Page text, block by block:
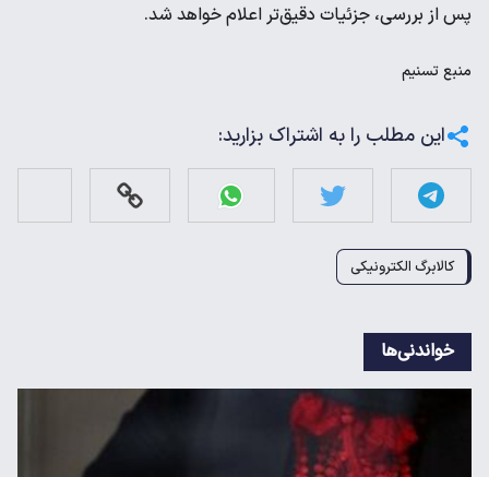
پس از بررسی، جزئیات دقیق‌تر اعلام خواهد شد.
منبعتسنیم
این مطلب را به اشتراک بزارید:
کالابرگ الکترونیکی
خواندنی‌ها